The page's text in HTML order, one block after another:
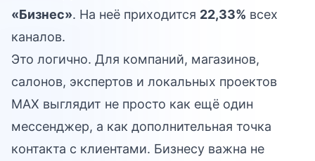
«Бизнес». На неё приходится 22,33% всех
каналов.
Это логично. Для компаний, магазинов,
салонов, экспертов и локальных проектов
MAX выглядит не просто как ещё один
мессенджер, а как дополнительная точка
контакта с клиентами. Бизнесу важна не